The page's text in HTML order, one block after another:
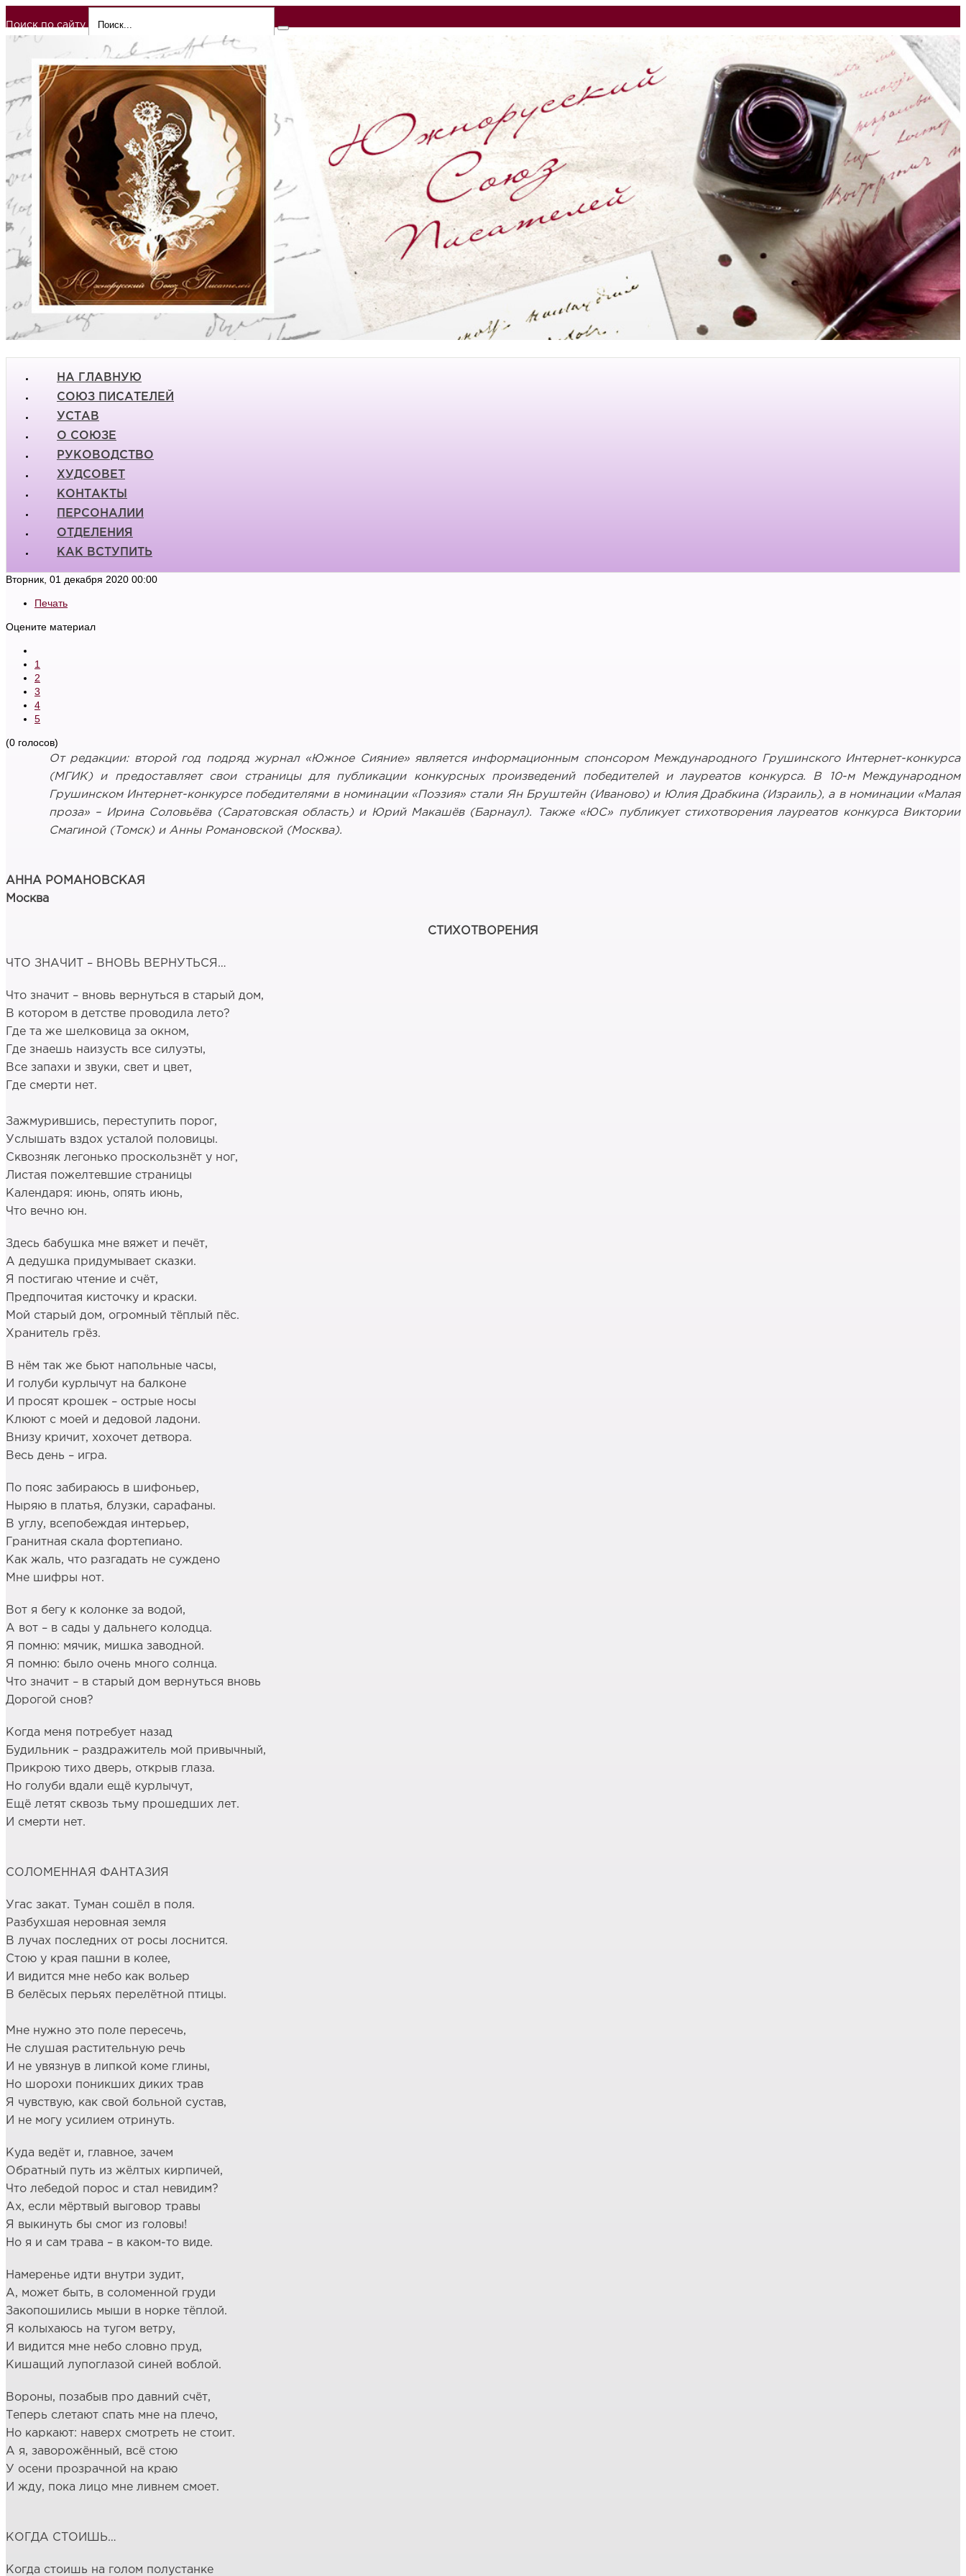
Поиск по сайту
НА ГЛАВНУЮ
СОЮЗ ПИСАТЕЛЕЙ
УСТАВ
О СОЮЗЕ
РУКОВОДСТВО
ХУДСОВЕТ
КОНТАКТЫ
ПЕРСОНАЛИИ
ОТДЕЛЕНИЯ
КАК ВСТУПИТЬ
Вторник, 01 декабря 2020 00:00
Печать
Оцените материал
1
2
3
4
5
(0 голосов)
От редакции: второй год подряд журнал «Южное Сияние» является информационным спонсором Международного Грушинского Интернет-конкурса
(МГИК) и предоставляет свои страницы для публикации конкурсных произведений победителей и лауреатов конкурса. В 10-м Международном
Грушинском Интернет-конкурсе победителями в номинации «Поэзия» стали Ян Бруштейн (Иваново) и Юлия Драбкина (Израиль), а в номинации «Малая
проза» – Ирина Соловьёва (Саратовская область) и Юрий Макашёв (Барнаул). Также «ЮС» публикует стихотворения лауреатов конкурса Виктории
Смагиной (Томск) и Анны Романовской (Москва).
АННА РОМАНОВСКАЯ
Москва
СТИХОТВОРЕНИЯ
ЧТО ЗНАЧИТ – ВНОВЬ ВЕРНУТЬСЯ…
Что значит – вновь вернуться в старый дом,
В котором в детстве проводила лето?
Где та же шелковица за окном,
Где знаешь наизусть все силуэты,
Все запахи и звуки, свет и цвет,
Где смерти нет.
Зажмурившись, переступить порог,
Услышать вздох усталой половицы.
Сквозняк легонько проскользнёт у ног,
Листая пожелтевшие страницы
Календаря: июнь, опять июнь,
Что вечно юн.
Здесь бабушка мне вяжет и печёт,
А дедушка придумывает сказки.
Я постигаю чтение и счёт,
Предпочитая кисточку и краски.
Мой старый дом, огромный тёплый пёс.
Хранитель грёз.
В нём так же бьют напольные часы,
И голуби курлычут на балконе
И просят крошек – острые носы
Клюют с моей и дедовой ладони.
Внизу кричит, хохочет детвора.
Весь день – игра.
По пояс забираюсь в шифоньер,
Ныряю в платья, блузки, сарафаны.
В углу, всепобеждая интерьер,
Гранитная скала фортепиано.
Как жаль, что разгадать не суждено
Мне шифры нот.
Вот я бегу к колонке за водой,
А вот – в сады у дальнего колодца.
Я помню: мячик, мишка заводной.
Я помню: было очень много солнца.
Что значит – в старый дом вернуться вновь
Дорогой снов?
Когда меня потребует назад
Будильник – раздражитель мой привычный,
Прикрою тихо дверь, открыв глаза.
Но голуби вдали ещё курлычут,
Ещё летят сквозь тьму прошедших лет.
И смерти нет.
СОЛОМЕННАЯ ФАНТАЗИЯ
Угас закат. Туман сошёл в поля.
Разбухшая неровная земля
В лучах последних от росы лоснится.
Стою у края пашни в колее,
И видится мне небо как вольер
В белёсых перьях перелётной птицы.
Мне нужно это поле пересечь,
Не слушая растительную речь
И не увязнув в липкой коме глины,
Но шорохи поникших диких трав
Я чувствую, как свой больной сустав,
И не могу усилием отринуть.
Куда ведёт и, главное, зачем
Обратный путь из жёлтых кирпичей,
Что лебедой порос и стал невидим?
Ах, если мёртвый выговор травы
Я выкинуть бы смог из головы!
Но я и сам трава – в каком-то виде.
Намеренье идти внутри зудит,
А, может быть, в соломенной груди
Закопошились мыши в норке тёплой.
Я колыхаюсь на тугом ветру,
И видится мне небо словно пруд,
Кишащий лупоглазой синей воблой.
Вороны, позабыв про давний счёт,
Теперь слетают спать мне на плечо,
Но каркают: наверх смотреть не стоит.
А я, заворожённый, всё стою
У осени прозрачной на краю
И жду, пока лицо мне ливнем смоет.
КОГДА СТОИШЬ…
Когда стоишь на голом полустанке